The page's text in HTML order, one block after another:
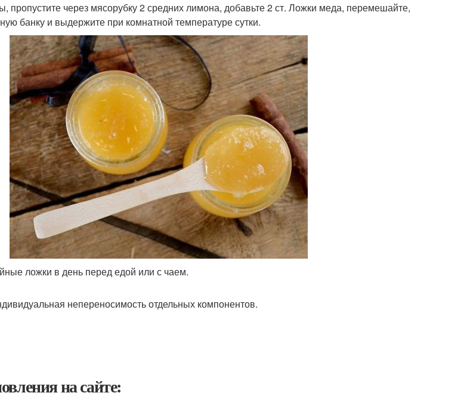
пропустите через мясорубку 2 средних лимона, добавьте 2 ст. Ложки меда, перемешайте,
банку и выдержите при комнатной температуре сутки.
ложки в день перед едой или с чаем.
непереносимость отдельных компонентов.
на сайте: